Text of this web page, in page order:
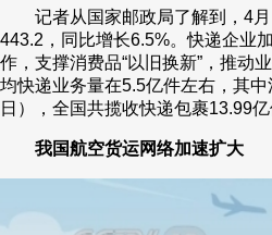
记者从国家邮政局了解到，4
443.2，同比增长6.5%。快递企业
作，支撑消费品“以旧换新”，推动
均快递业务量在5.5亿件左右，其
日），全国共揽收快递包裹13.99亿
我国航空货运网络加速扩大